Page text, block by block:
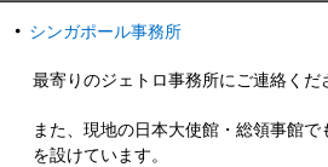
シンガポール事務所
最寄りのジェトロ事務所にご連絡くだ
また、現地の日本大使館・総領事館で
を設けています。